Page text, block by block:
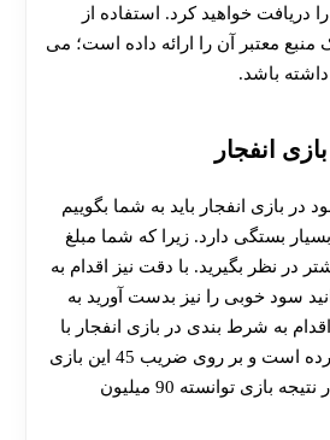
شارژ هدیه بیشتر فقط با ثبت نام در
هات بت
دریافت خواهید کرد. استفاده از
منبع معتبر آن را ارائه داده است؛ می
داشته باشد.
انفجار
در بازی انفجار باید به شما بگوییم
بستگی دارد. زیرا که شما مبلغ
در نظر بگیرید. با دقت نیز اقدام به
سود خوبی را نیز بدست آورید به
به شرط بندی در بازی انفجار با
مبلغ شرط 2 میلیون کرده است و بر روی ضریب 45 این بازی
را بسته است و آنگاه در نتیجه بازی توانسته 90 میلیون